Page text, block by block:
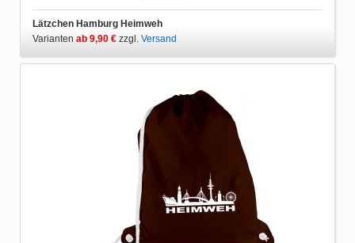
Lätzchen Hamburg Heimweh
Varianten ab 9,90 € zzgl. Versand